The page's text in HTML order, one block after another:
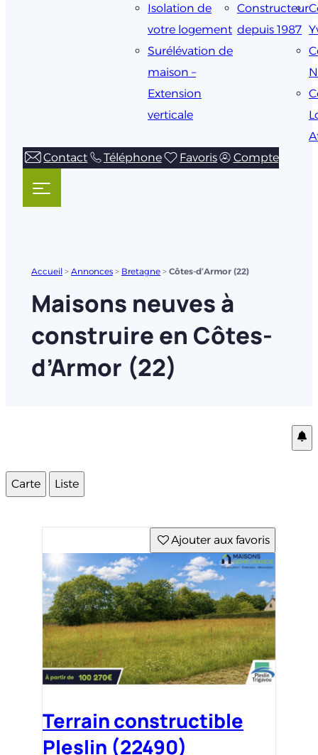
Isolation de
votre logement
Surélévation de
maison –
Extension
verticale
Constructeur
depuis 1987
Contact
Téléphone Favoris Compte
Accueil > Annonces > Bretagne > Côtes-d’Armor (22)
Maisons neuves à
construire en Côtes-
d’Armor (22)
Carte Liste
Ajouter aux favoris
Terrain constructible
Pleslin (22490)